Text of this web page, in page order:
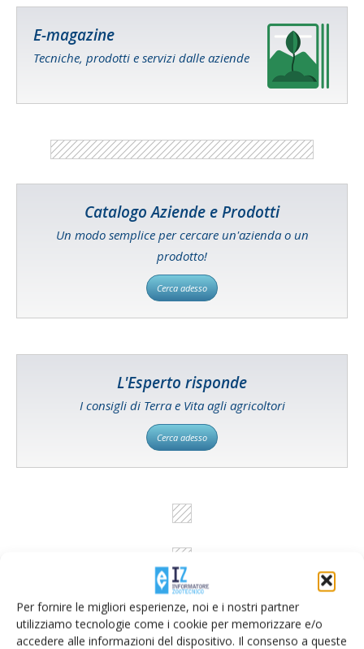
Per fornire le migliori esperienze, noi e i nostri partner
utilizziamo tecnologie come i cookie per memorizzare e/o
accedere alle informazioni del dispositivo. Il consenso a queste
E-magazine
Tecniche, prodotti e servizi dalle aziende
Catalogo Aziende e Prodotti
Un modo semplice per cercare un'azienda o un
prodotto!
Cerca adesso
L'Esperto risponde
I consigli di Terra e Vita agli agricoltori
Cerca adesso